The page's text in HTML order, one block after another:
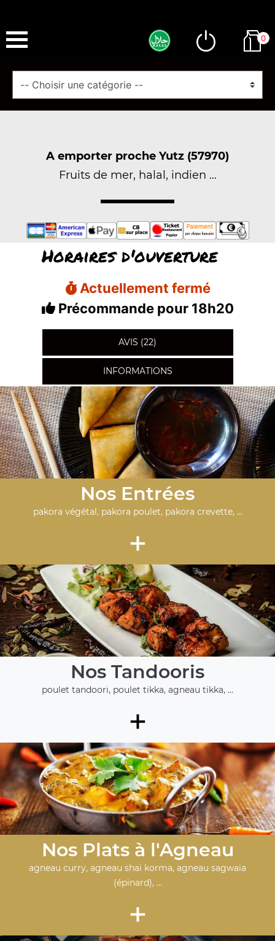
0
A emporter proche Yutz (57970)
Fruits de mer, halal, indien ...
Horaires d'ouverture
Actuellement fermé
Précommande pour 18h20
AVIS (22)
INFORMATIONS
Nos Entrées
pakora végétal, pakora poulet, pakora crevette, ...
+
Nos Tandooris
poulet tandoori, poulet tikka, agneau tikka, ...
+
Nos Plats à l'Agneau
agneau curry, agneau shai korma, agneau sagwaia
(épinard), ...
+